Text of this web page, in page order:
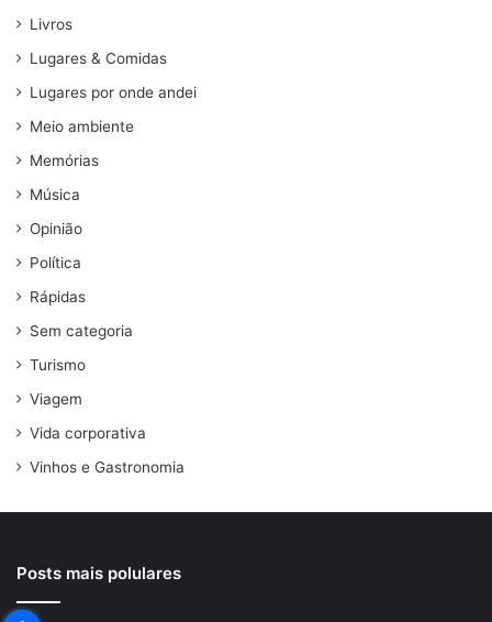
Livros
Lugares & Comidas
Lugares por onde andei
Meio ambiente
Memórias
Música
Opinião
Política
Rápidas
Sem categoria
Turismo
Viagem
Vida corporativa
Vinhos e Gastronomia
Posts mais polulares